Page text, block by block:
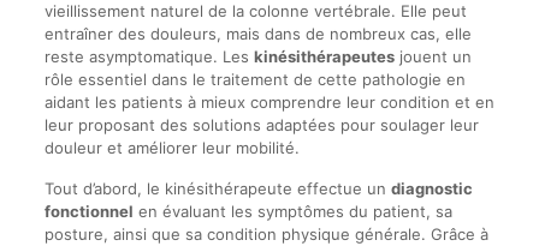
vieillissement naturel de la colonne vertébrale. Elle peut
entraîner des douleurs, mais dans de nombreux cas, elle
reste asymptomatique. Les kinésithérapeutesjouent un
rôle essentiel dans le traitement de cette pathologie en
aidant les patients à mieux comprendre leur condition et en
leur proposant des solutions adaptées pour soulager leur
douleur et améliorer leur mobilité.
Tout d’abord, le kinésithérapeute effectue un diagnostic
fonctionnel en évaluant les symptômes du patient, sa
posture, ainsi que sa condition physique générale. Grâce à